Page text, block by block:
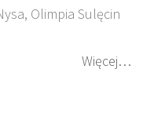
Olimpia Sulęcin
Więcej…